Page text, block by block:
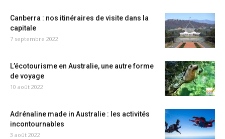
Canberra : nos itinéraires de visite dans la
capitale
7 septembre 2022
L’écotourisme en Australie, une autre forme
de voyage
10 août 2022
Adrénaline made in Australie : les activités
incontournables
3 août 2022